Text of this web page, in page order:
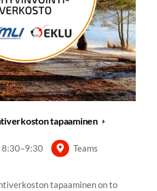
tapaaminen
8:30–9:30 Teams
tapaaminen on to